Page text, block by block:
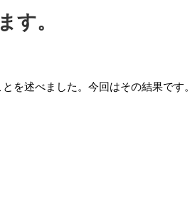
す。
を述べました。今回はその結果です。